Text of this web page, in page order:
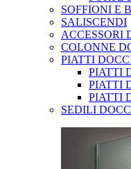
SOFFIONI E
SALISCENDI
ACCESSORI
COLONNE
PIATTI
PIATTI
PIATTI
PIATTI
SEDILI